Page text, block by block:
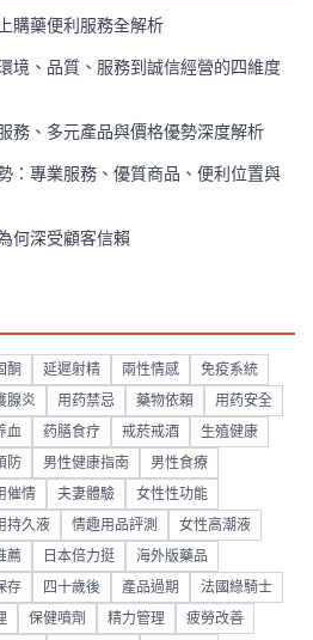
購藥便利服務全解析
境、品質、服務到誠信經營的四維度
務、多元產品與價格優勢深度解析
：專業服務、優質商品、便利位置與
何深受顧客信賴
酮 延遲射精 兩性情感 免疫系統
腺炎 用药禁忌 藥物依賴 用药安全
血 药膳食疗 戒菸戒酒 生殖健康
防 男性健康指南 男性食療
催情 夫妻體驗 女性性功能
持久液 情趣用品評測 女性高潮液
薦 日本倍力挺 海外版藥品
存 四十歲後 產品過期 法國綠騎士
保健噴劑 精力管理 疲勞改善